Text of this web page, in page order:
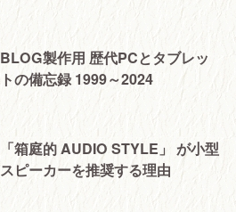
BLOG製作用 歴代PCとタブレッ
トの備忘録 1999～2024
「箱庭的 AUDIO STYLE」 が小型
スピーカーを推奨する理由